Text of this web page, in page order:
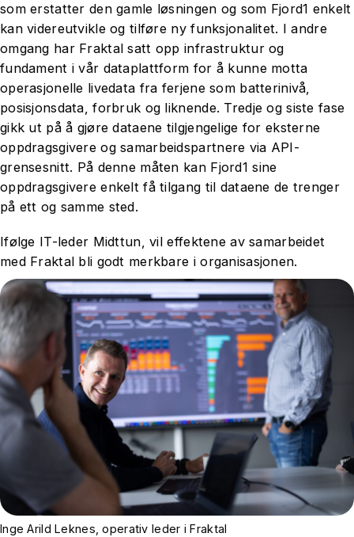
Inge Arild Leknes, operativ leder i Fraktal
som erstatter den gamle løsningen og som Fjord1 enkelt
kan videreutvikle og tilføre ny funksjonalitet. I andre
omgang har Fraktal satt opp infrastruktur og
fundament i vår dataplattform for å kunne motta
operasjonelle livedata fra ferjene som batterinivå,
posisjonsdata, forbruk og liknende. Tredje og siste fase
gikk ut på å gjøre dataene tilgjengelige for eksterne
oppdragsgivere og samarbeidspartnere via API-
grensesnitt. På denne måten kan Fjord1 sine
oppdragsgivere enkelt få tilgang til dataene de trenger
på ett og samme sted.
Ifølge IT-leder Midttun, vil effektene av samarbeidet
med Fraktal bli godt merkbare i organisasjonen.